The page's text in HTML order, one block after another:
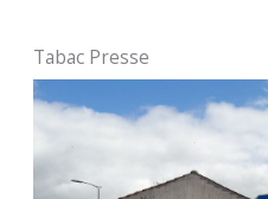
Tabac Presse